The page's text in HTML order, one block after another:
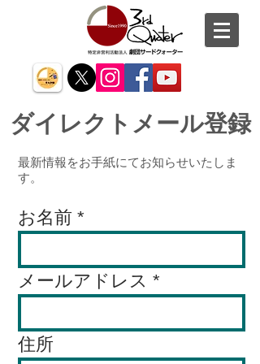
ダイレクトメール登録
最新情報をお手紙にてお知らせいたしま
す。
お名前
メールアドレス
住所